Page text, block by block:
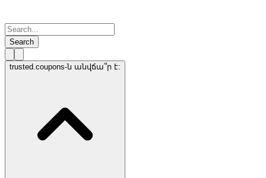
Search
trusted.coupons-ն անվճա՞ր է: